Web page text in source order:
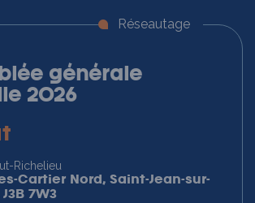
Réseautage
générale
2026
Richelieu
Cartier Nord, Saint-Jean-sur-
7W3